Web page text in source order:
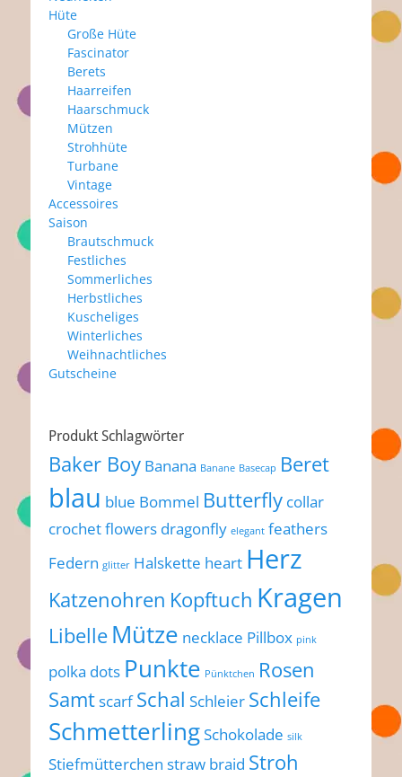
Hüte
Große Hüte
Fascinator
Berets
Haarreifen
Haarschmuck
Mützen
Strohhüte
Turbane
Vintage
Accessoires
Saison
Brautschmuck
Festliches
Sommerliches
Herbstliches
Kuscheliges
Winterliches
Weihnachtliches
Gutscheine
Produkt Schlagwörter
Baker Boy Banana Banane Basecap Beret
blau blue Bommel Butterfly collar
crochet flowers dragonfly elegant feathers
Federn glitter Halskette heart Herz
Katzenohren Kopftuch Kragen
Libelle Mütze necklace Pillbox pink
polka dots Punkte Pünktchen Rosen
Samtscarf Schal Schleier Schleife
SchmetterlingSchokolade silk
Stiefmütterchen straw braid Stroh